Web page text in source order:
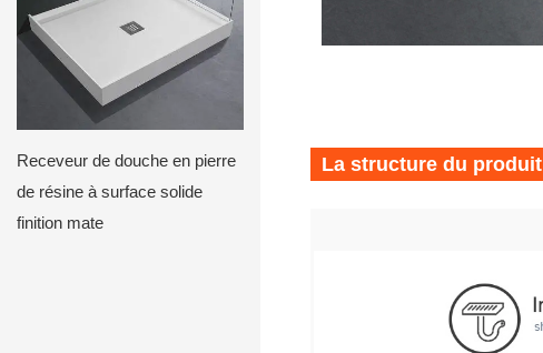
Receveur de douche en pierre
de résine à surface solide
finition mate
La structure du produit